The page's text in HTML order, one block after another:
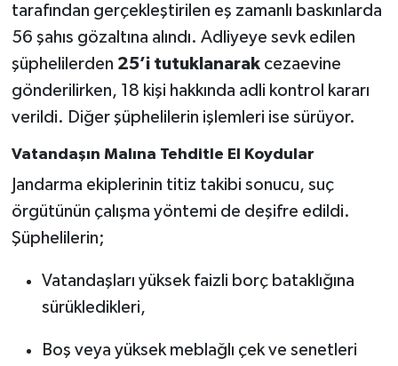
tarafından gerçekleştirilen eş zamanlı baskınlarda
56 şahıs gözaltına alındı. Adliyeye sevk edilen
şüphelilerden 25’i tutuklanarakcezaevine
gönderilirken, 18 kişi hakkında adli kontrol kararı
verildi. Diğer şüphelilerin işlemleri ise sürüyor.
Vatandaşın Malına Tehditle El Koydular
Jandarma ekiplerinin titiz takibi sonucu, suç
örgütünün çalışma yöntemi de deşifre edildi.
Şüphelilerin;
Vatandaşları yüksek faizli borç bataklığına
sürükledikleri,
Boş veya yüksek meblağlı çek ve senetleri